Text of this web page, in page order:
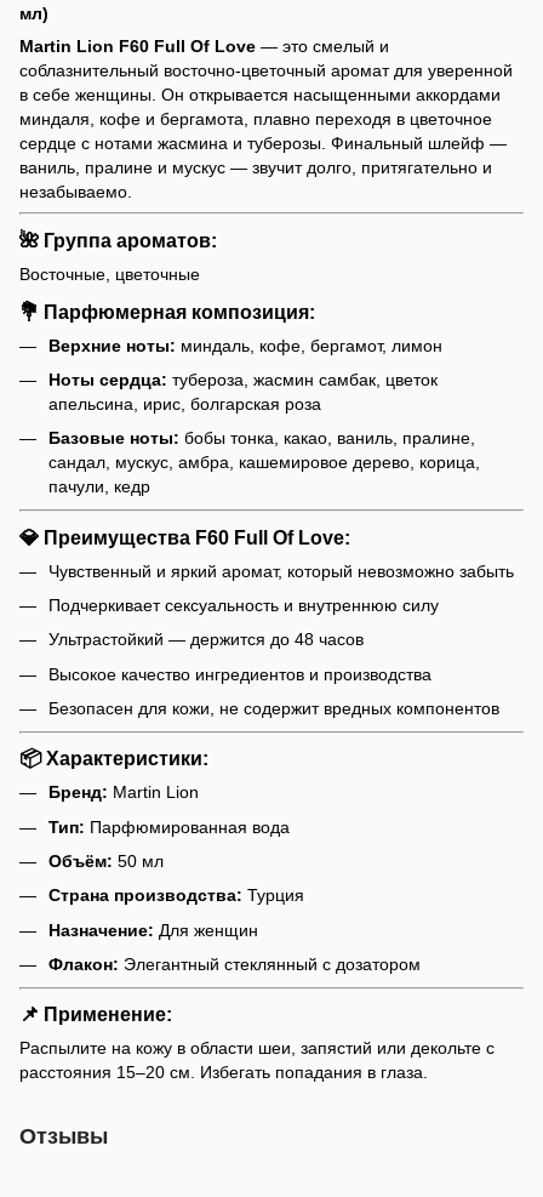
мл)
Martin Lion F60 Full Of Love — это смелый и
соблазнительный восточно-цветочный аромат для уверенной
в себе женщины. Он открывается насыщенными аккордами
миндаля, кофе и бергамота, плавно переходя в цветочное
сердце с нотами жасмина и туберозы. Финальный шлейф —
ваниль, пралине и мускус — звучит долго, притягательно и
незабываемо.
🌺 Группа ароматов:
Восточные, цветочные
💐 Парфюмерная композиция:
Верхние ноты: миндаль, кофе, бергамот, лимон
Ноты сердца: тубероза, жасмин самбак, цветок
апельсина, ирис, болгарская роза
Базовые ноты: бобы тонка, какао, ваниль, пралине,
сандал, мускус, амбра, кашемировое дерево, корица,
пачули, кедр
💎 Преимущества F60 Full Of Love:
Чувственный и яркий аромат, который невозможно забыть
Подчеркивает сексуальность и внутреннюю силу
Ультрастойкий — держится до 48 часов
Высокое качество ингредиентов и производства
Безопасен для кожи, не содержит вредных компонентов
📦 Характеристики:
Бренд: Martin Lion
Тип: Парфюмированная вода
Объём: 50 мл
Страна производства: Турция
Назначение: Для женщин
Флакон: Элегантный стеклянный с дозатором
📌 Применение:
Распылите на кожу в области шеи, запястий или декольте с
расстояния 15–20 см. Избегать попадания в глаза.
Отзывы